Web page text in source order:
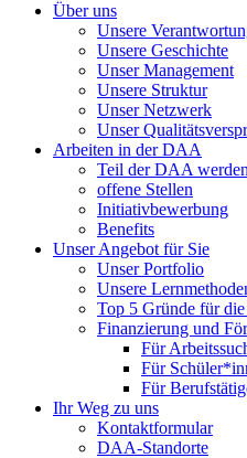
Über uns
Unsere
Unsere Geschichte
Unser Management
Unsere Struktur
Unser Netzwerk
Unser
Arbeiten in der DAA
Teil der DAA werden
offene Stellen
Initiativbewerbung
Benefits
Unser Angebot für Sie
Unser Portfolio
Unsere
Top 5 Gründe für
Finanzierung und
Für
Für
Für
Ihr Weg zu uns
Kontaktformular
DAA-Standorte